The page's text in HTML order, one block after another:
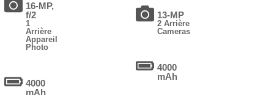
16-MP,
f/2
1
Arrière
Appareil
Photo
4000
mAh
13-MP
2 Arrière
Cameras
4000
mAh